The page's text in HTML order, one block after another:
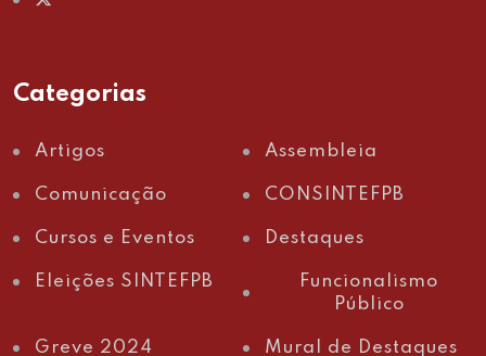
Categorias
Artigos Assembleia
Comunicação CONSINTEFPB
Cursos e Eventos Destaques
Eleições SINTEFPB
Funcionalismo
Público
Greve 2024 Mural de Destaques